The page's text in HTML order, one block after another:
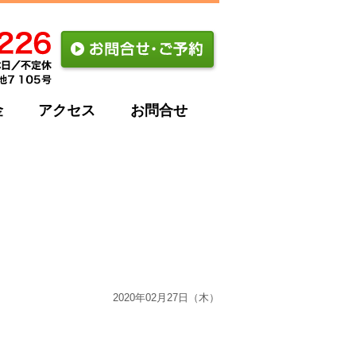
アクセス お問合せ
2020年02月27日（木）